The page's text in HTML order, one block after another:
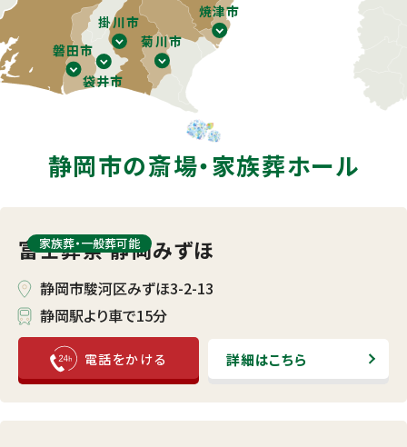
焼津市
菊川市
掛川市
磐田市
袋井市
静岡市の斎場・家族葬ホール
富士葬祭 静岡みずほ
家族葬・⼀般葬可能
静岡市駿河区みずほ3-2-13
静岡駅より車で15分
詳細はこちら